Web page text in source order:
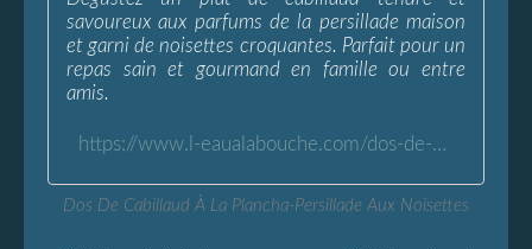
savoureux aux parfums de la persillade maison
et garni de noisettes croquantes. Parfait pour un
repas sain et gourmand en famille ou entre
amis.
https://www.l-eaualabouche.com/dos-de-cabillaud-plancha-persillade-aux-noisettes.html
Dos De Cabillaud À La Plancha-Persillade Aux Noisettes